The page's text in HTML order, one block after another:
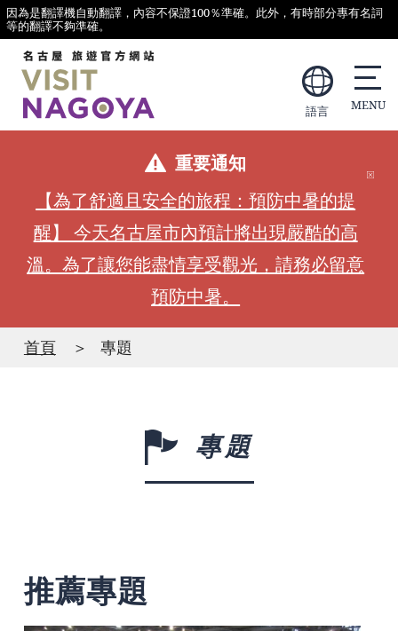
因為是翻譯機自動翻譯，內容不保證100％準確。此外，有時部分專有名詞
等的翻譯不夠準確。
語言
重要通知
【為了舒適且安全的旅程：預防中暑的提
醒】 今天名古屋市內預計將出現嚴酷的高
溫。為了讓您能盡情享受觀光，請務必留意
預防中暑。
首頁 專題
專題
推薦專題